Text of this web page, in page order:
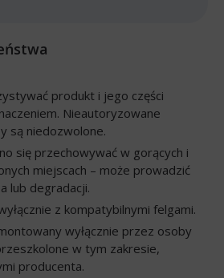
produkt i jego części
Nieautoryzowane
są niedozwolone.
się przechowywać w gorących i
miejscach – może prowadzić
lub degradacji.
z kompatybilnymi felgami.
wyłącznie przez osoby
w tym zakresie,
producenta.